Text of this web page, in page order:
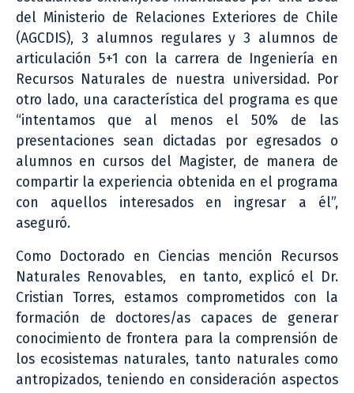
del Ministerio de Relaciones Exteriores de Chile
(AGCDIS), 3 alumnos regulares y 3 alumnos de
articulación 5+1 con la carrera de Ingeniería en
Recursos Naturales de nuestra universidad. Por
otro lado, una característica del programa es que
“intentamos que al menos el 50% de las
presentaciones sean dictadas por egresados o
alumnos en cursos del Magister, de manera de
compartir la experiencia obtenida en el programa
con aquellos interesados en ingresar a él”,
aseguró.
Como Doctorado en Ciencias mención Recursos
Naturales Renovables, en tanto, explicó el Dr.
Cristian Torres, estamos comprometidos con la
formación de doctores/as capaces de generar
conocimiento de frontera para la comprensión de
los ecosistemas naturales, tanto naturales como
antropizados, teniendo en consideración aspectos